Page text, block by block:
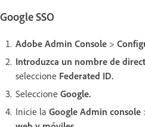
Google SSO
Adobe Admin Console >
Introduzca un nombre de
seleccione Federated ID.
Seleccione Google.
Inicie la Google Admin console